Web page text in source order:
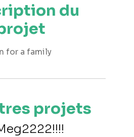
du
for a family
projets